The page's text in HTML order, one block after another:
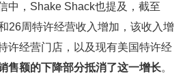
中，Shake Shack也提及，截至
26周特许经营收入增加，该收入增
许经营门店，以及现有美国特许经
售额的下降部分抵消了这一增长。